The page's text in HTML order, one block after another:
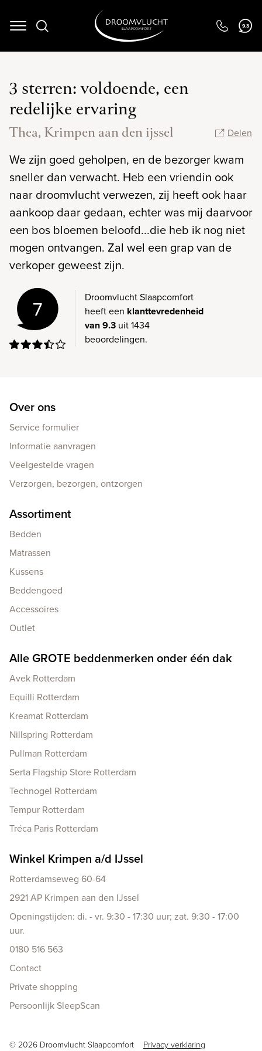
Navigation 9.3
3 sterren: voldoende, een
redelijke ervaring
Thea, Krimpen aan den ijssel Delen
We zijn goed geholpen, en de bezorger kwam
sneller dan verwacht. Heb een vriendin ook
naar droomvlucht verwezen, zij heeft ook haar
aankoop daar gedaan, echter was mij daarvoor
een bos bloemen beloofd...die heb ik nog niet
mogen ontvangen. Zal wel een grap van de
verkoper geweest zijn.
7
Droomvlucht Slaapcomfort
heeft een klanttevredenheid
van 9.3 uit 1434
beoordelingen.
Over ons
Service formulier
Informatie aanvragen
Veelgestelde vragen
Verzorgen, bezorgen, ontzorgen
Assortiment
Bedden
Matrassen
Kussens
Beddengoed
Accessoires
Outlet
Alle GROTE beddenmerken onder één dak
Avek Rotterdam
Equilli Rotterdam
Kreamat Rotterdam
Nillspring Rotterdam
Pullman Rotterdam
Serta Flagship Store Rotterdam
Technogel Rotterdam
Tempur Rotterdam
Tréca Paris Rotterdam
Winkel Krimpen a/d IJssel
Rotterdamseweg 60-64
2921 AP Krimpen aan den IJssel
Openingstijden: di. - vr. 9:30 - 17:30 uur; zat. 9:30 - 17:00
uur.
0180 516 563
Contact
Private shopping
Persoonlijk SleepScan
© 2026 Droomvlucht Slaapcomfort Privacy verklaring